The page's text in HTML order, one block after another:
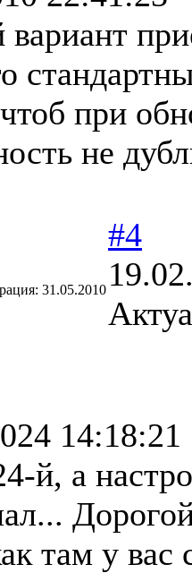
вариант
при
не
31.05.2010
#4
14:18:21
й, а
там у вас